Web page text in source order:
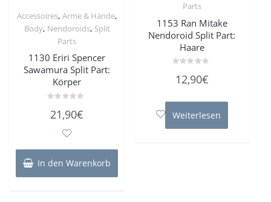
Accessoires,Arme & Hände,
Body, Nendoroids, Split
Parts
1130 Eriri Spencer
Sawamura Split Part:
Körper
mit
21,90€
In den Warenkorb
Parts
1153 Ran Mitake
Nendoroid Split Part:
Haare
mit
5
12,90€
Weiterlesen